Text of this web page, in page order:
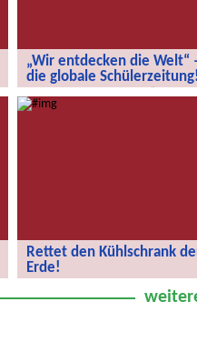
„Wir entdecken die Welt“
die globale
„Wir entdecken die Welt“ – die
globale Schülerzeitung!
Rettet den Kühlschrank
Erde!